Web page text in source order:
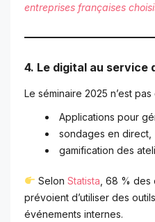
entreprises françaises
4. Le digital au service
Le séminaire 2025 n’est
Applications pour
sondages en direct,
gamification des
Selon Statista , 68 %
prévoient d’utiliser des
événements internes.